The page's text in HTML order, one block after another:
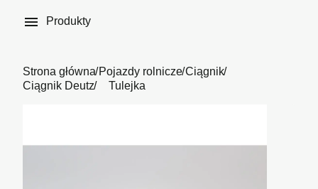
 Produkty
Strona główna Pojazdy rolnicze Ciągnik
Ciągnik Deutz
Tulejka